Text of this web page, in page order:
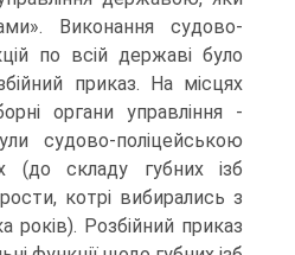
Виконання судово-
по всій державі було
приказ. На місцях
органи управління -
судово-поліцейською
(до складу губних ізб
котрі вибирались з
років). Розбійний приказ